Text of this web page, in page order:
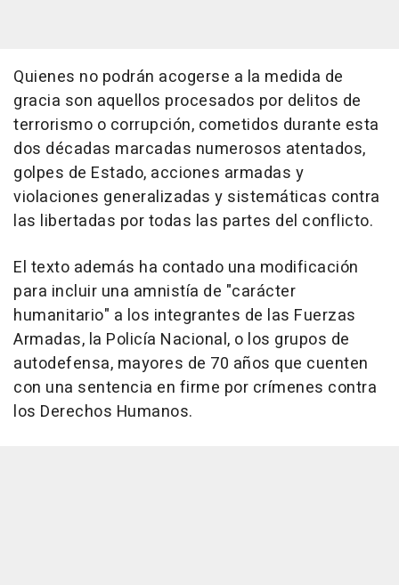
Quienes no podrán acogerse a la medida de
gracia son aquellos procesados por delitos de
terrorismo o corrupción, cometidos durante esta
dos décadas marcadas numerosos atentados,
golpes de Estado, acciones armadas y
violaciones generalizadas y sistemáticas contra
las libertadas por todas las partes del conflicto.
El texto además ha contado una modificación
para incluir una amnistía de "carácter
humanitario" a los integrantes de las Fuerzas
Armadas, la Policía Nacional, o los grupos de
autodefensa, mayores de 70 años que cuenten
con una sentencia en firme por crímenes contra
los Derechos Humanos.